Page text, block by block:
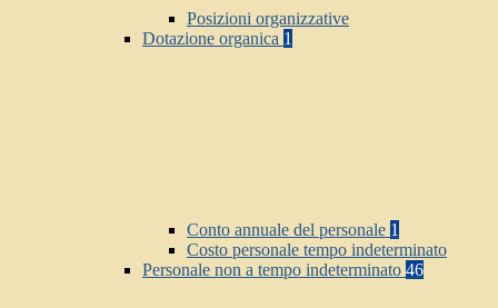
Posizioni organizzative
Dotazione organica 1
Conto annuale del personale 1
Costo personale tempo indeterminato
Personale non a tempo indeterminato 46